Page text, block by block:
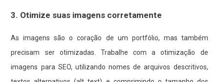
3. Otimize suas imagens corretamente
As imagens são o coração de um portfólio, mas também
precisam ser otimizadas. Trabalhe com a otimização de
imagens para SEO, utilizando nomes de arquivos descritivos,